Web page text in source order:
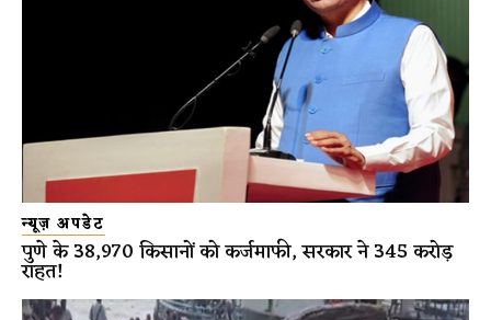
न्यूज़ अपडेट
पुणे के 38,970 किसानों को कर्जमाफी, सरकार ने 345 करोड़
राहत!